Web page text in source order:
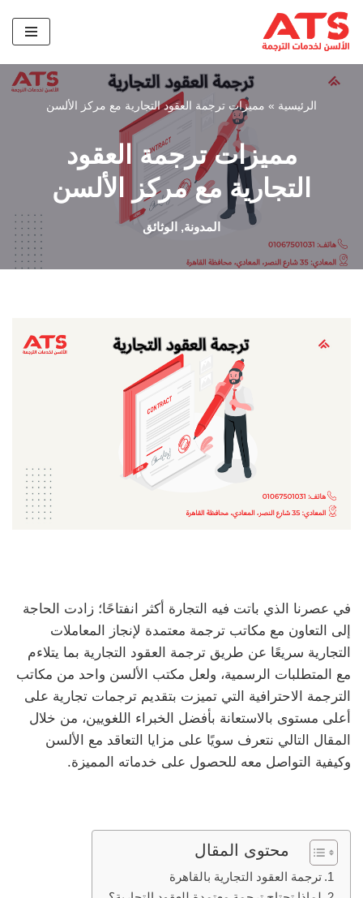
تخطى
إلى
المحتوى
الرئيسية » مميزات ترجمة العقود التجارية مع مركز الألسن
مميزات ترجمة العقود
التجارية مع مركز الألسن
المدونة, الوثائق
في عصرنا الذي باتت فيه التجارة أكثر انفتاحًا؛ زادت الحاجة
إلى التعاون مع مكاتب ترجمة معتمدة لإنجاز المعاملات
التجارية سريعًا عن طريق ترجمة العقود التجارية بما يتلاءم
مع المتطلبات الرسمية، ولعل مكتب الألسن واحد من مكاتب
الترجمة الاحترافية التي تميزت بتقديم ترجمات تجارية على
أعلى مستوى بالاستعانة بأفضل الخبراء اللغويين، من خلال
المقال التالي نتعرف سويًا على مزايا التعاقد مع الألسن
وكيفية التواصل معه للحصول على خدماته المميزة.
محتوى المقال
ترجمة العقود التجارية بالقاهرة